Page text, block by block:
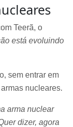
Teerã, o
está evoluindo
sem entrar em
nucleares.
arma nuclear
dizer, agora